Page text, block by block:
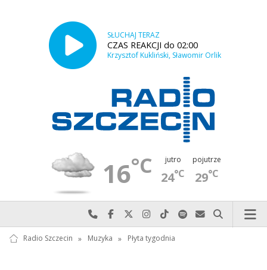
SŁUCHAJ TERAZ
CZAS REAKCJI do 02:00
Krzysztof Kukliński, Sławomir Orlik
16°C jutro
24°C
pojutrze
29°C
Najlepiej po prostu do nas zadzwoń
Odwiedź nas na Facebook-u
Odwiedź nas na X
Odwiedź nas na Instagram-ie
Odwiedź nas na TikTok-u
Szukaj nas na Spotify
Wyślij do nas
Szukaj
Radio Szczecin » Muzyka » Płyta tygodnia